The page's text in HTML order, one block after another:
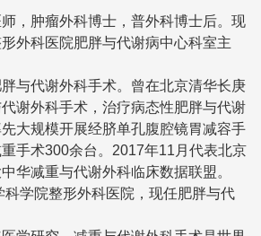
肿瘤外科博士，普外科博士后。现
外科医院肥胖与代谢病中心科室主
代谢外科手术。曾在北京清华长庚
谢外科手术，治疗病态性肥胖与代谢
大规模开展经脐单孔腹腔镜胃减容手
手术300余台。2017年11月代表北京
华减重与代谢外科临床数据联盟。
科学院整形外科医院，现任肥胖与代